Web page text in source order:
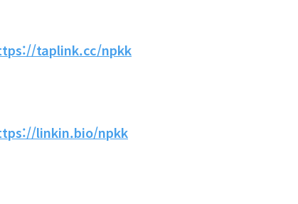
taplink.cc/npkk
linkin.bio/npkk